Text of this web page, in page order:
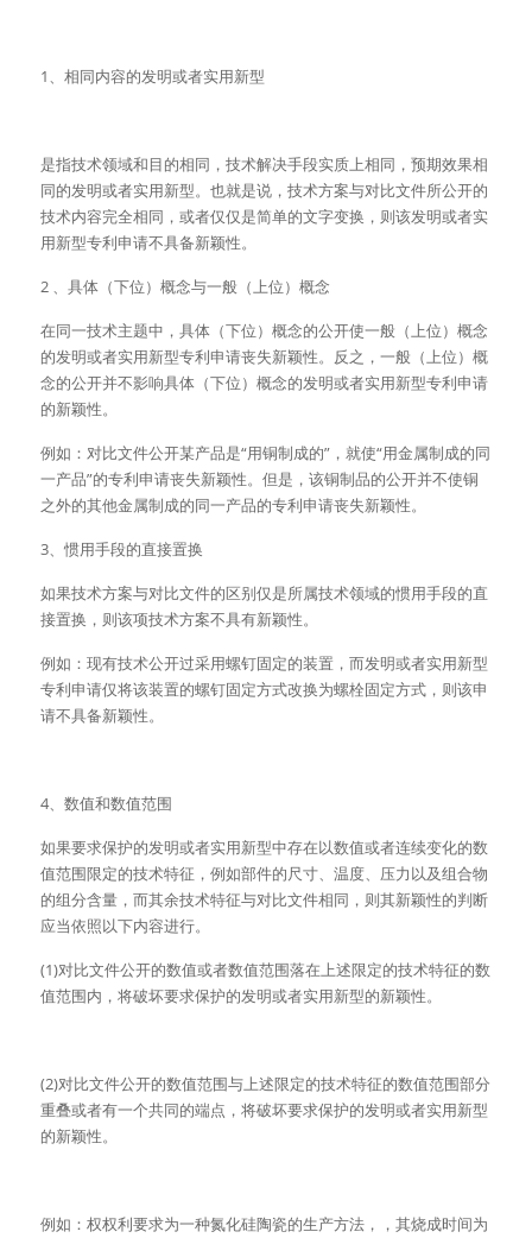
1、相同内容的发明或者实用新型
是指技术领域和目的相同，技术解决手段实质上相同，预期效果相
同的发明或者实用新型。也就是说，技术方案与对比文件所公开的
技术内容完全相同，或者仅仅是简单的文字变换，则该发明或者实
用新型专利申请不具备新颖性。
2 、具体（下位）概念与一般（上位）概念
在同一技术主题中，具体（下位）概念的公开使一般（上位）概念
的发明或者实用新型专利申请丧失新颖性。反之，一般（上位）概
念的公开并不影响具体（下位）概念的发明或者实用新型专利申请
的新颖性。
例如：对比文件公开某产品是“用铜制成的”，就使“用金属制成的同
一产品”的专利申请丧失新颖性。但是，该铜制品的公开并不使铜
之外的其他金属制成的同一产品的专利申请丧失新颖性。
3、惯用手段的直接置换
如果技术方案与对比文件的区别仅是所属技术领域的惯用手段的直
接置换，则该项技术方案不具有新颖性。
例如：现有技术公开过采用螺钉固定的装置，而发明或者实用新型
专利申请仅将该装置的螺钉固定方式改换为螺栓固定方式，则该申
请不具备新颖性。
4、数值和数值范围
如果要求保护的发明或者实用新型中存在以数值或者连续变化的数
值范围限定的技术特征，例如部件的尺寸、温度、压力以及组合物
的组分含量，而其余技术特征与对比文件相同，则其新颖性的判断
应当依照以下内容进行。
(1)对比文件公开的数值或者数值范围落在上述限定的技术特征的数
值范围内，将破坏要求保护的发明或者实用新型的新颖性。
(2)对比文件公开的数值范围与上述限定的技术特征的数值范围部分
重叠或者有一个共同的端点，将破坏要求保护的发明或者实用新型
的新颖性。
例如：权权利要求为一种氮化硅陶瓷的生产方法，，其烧成时间为